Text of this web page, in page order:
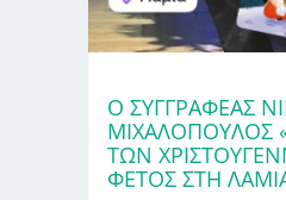
Ο ΣΥΓΓΡΑΦΈΑΣ
ΜΙΧΑΛΌΠΟΥΛΟΣ
ΤΩΝ
ΦΈΤΟΣ ΣΤΗ